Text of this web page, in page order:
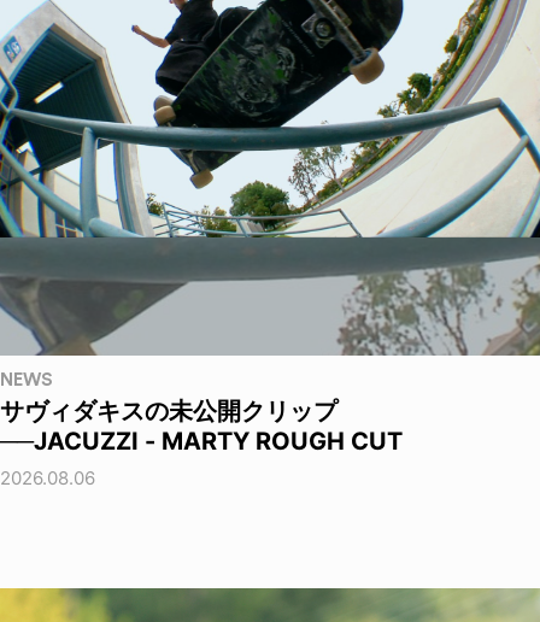
NEWS
サヴィダキスの未公開クリップ
──JACUZZI - MARTY ROUGH CUT
2026.08.06